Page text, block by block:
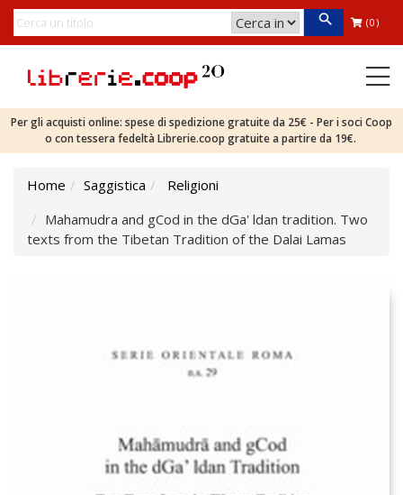
(0)
Per gli acquisti online: spese di spedizione gratuite da 25€ - Per i soci Coop
o con tessera fedeltà Librerie.coop gratuite a partire da 19€.
Home Saggistica
Religioni
Mahamudra and gCod in the dGa' ldan tradition. Two
texts from the Tibetan Tradition of the Dalai Lamas